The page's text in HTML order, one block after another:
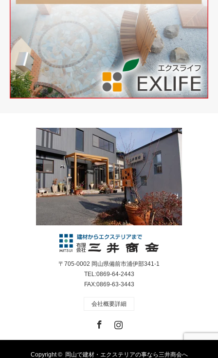
〒705-0002 岡山県備前市浦伊部341-1
TEL:0869-64-2443
FAX:0869-63-3443
会社概要詳細
Copyright © 岡山で建材・エクステリアの事なら三井商会へ